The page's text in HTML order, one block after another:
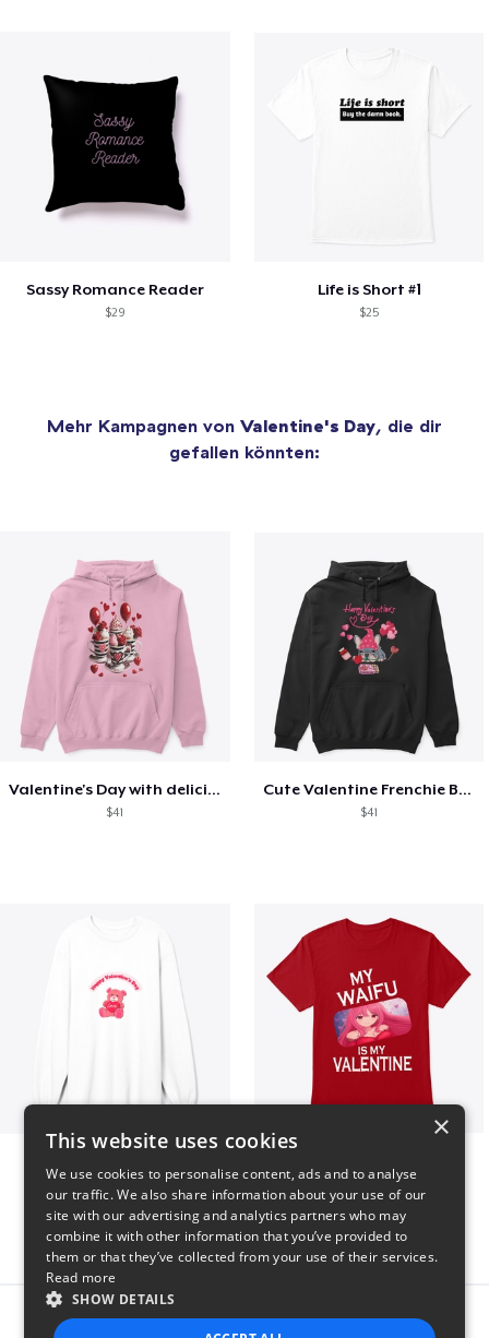
Sassy Romance Reader
$29
Life is Short #1
$25
Mehr Kampagnen von Valentine's Day, die dir
gefallen könnten:
Valentine's Day with delicious food
$41
Cute Valentine Frenchie Bulldog
$41
$37 $25
Report this product
×
This website uses cookies
We use cookies to personalise content, ads and to analyse
our traffic. We also share information about your use of our
site with our advertising and analytics partners who may
combine it with other information that you’ve provided to
them or that they’ve collected from your use of their services.
Read more
SHOW DETAILS